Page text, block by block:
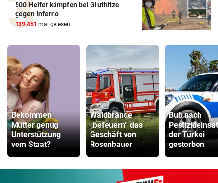
500 Helfer kämpfen bei Gluthitze
gegen Inferno
139.451 mal gelesen
Bekommen
Mütter genug
Unterstützung
vom Staat?
Waldbrände
„befeuern“ das
Geschäft von
Rosenbauer
Bub nach
der Türkei
gestorben